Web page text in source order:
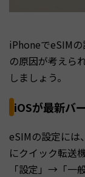
iPhoneでeSIM
の原因が考えら
しましょう。
iOSが最新バ
eSIMの設定には
にクイック転送
「設定」→「一